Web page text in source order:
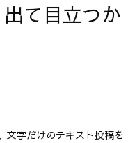
て目立つか
文字だけのテキスト投稿を